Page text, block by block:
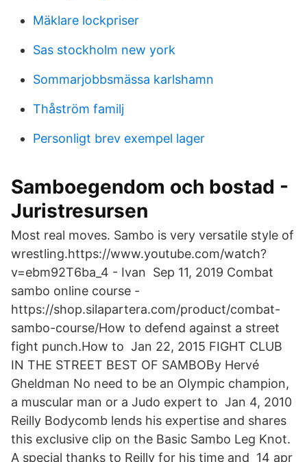
Mäklare lockpriser
Sas stockholm new york
Sommarjobbsmässa karlshamn
Thåström familj
Personligt brev exempel lager
Samboegendom och bostad -
Juristresursen
Most real moves. Sambo is very versatile style of
wrestling.https://www.youtube.com/watch?
v=ebm92T6ba_4 - Ivan Sep 11, 2019 Combat
sambo online course -
https://shop.silapartera.com/product/combat-
sambo-course/How to defend against a street
fight punch.How to Jan 22, 2015 FIGHT CLUB
IN THE STREET BEST OF SAMBOBy Hervé
Gheldman No need to be an Olympic champion,
a muscular man or a Judo expert to Jan 4, 2010
Reilly Bodycomb lends his expertise and shares
this exclusive clip on the Basic Sambo Leg Knot.
A special thanks to Reilly for his time and 14 apr